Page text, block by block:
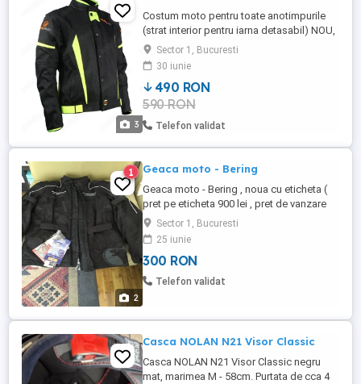
3
Costum moto pentru toate anotimpurile
(strat interior pentru iarna detasabil) NOU,
masura S.
Sector 1, Bucuresti
30 iunie
490 RON
590 RON
Telefon validat
2
1 Geaca moto - Bering
Geaca moto - Bering , noua cu eticheta (
pret pe eticheta 900 lei , pret de vanzare
300 lei ) . Marime L- XL , cu intarituri spate ,
umeri si coate . Culoare neagra . Nu livrez
prin curier .
Sector 1, Bucuresti
25 iunie
300 RON
Telefon validat
Casca NOLAN N21 Visor Classic
Casca NOLAN N21 Visor Classic negru
mat, marimea M - 58cm. Purtata de cca 4